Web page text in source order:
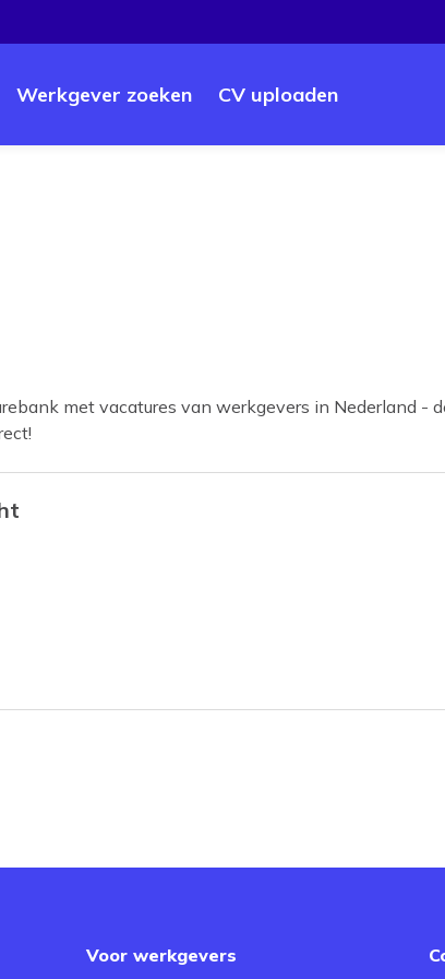
Werkgever zoeken CV uploaden
met vacatures van werkgevers in Nederland -
Voor werkgevers